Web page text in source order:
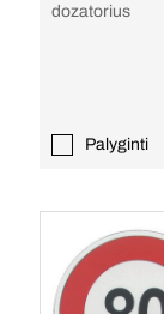
dozatorius
Palyginti